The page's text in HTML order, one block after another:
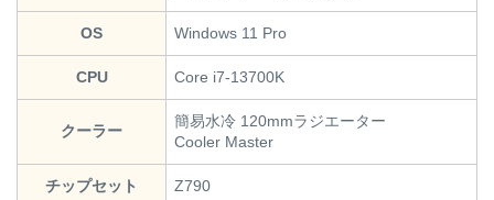
OS Windows 11 Pro
CPU Core i7-13700K
クーラー
簡易水冷 120mmラジエーター
Cooler Master
チップセット Z790